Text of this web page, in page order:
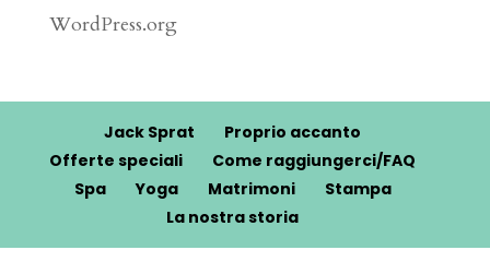
WordPress.org
Jack Sprat
Proprio accanto
Offerte speciali
Come raggiungerci/FAQ
Spa
Yoga Matrimoni
Stampa
La nostra storia